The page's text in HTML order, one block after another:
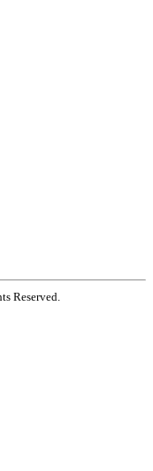
Reserved.